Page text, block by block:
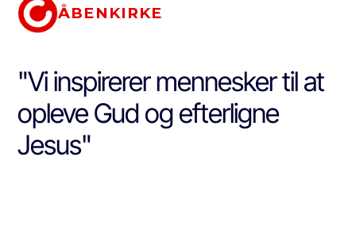
ÅBENKIRKE
"Vi inspirerer mennesker til at
opleve Gud og efterligne
Jesus"